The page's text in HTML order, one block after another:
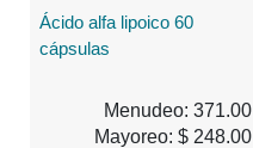
Ácido alfa lipoico 60
cápsulas
Menudeo: 371.00
Mayoreo: $ 248.00